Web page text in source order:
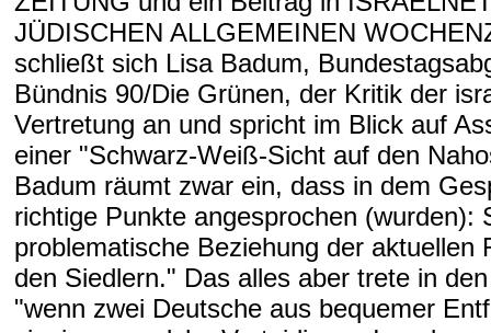
JÜDISCHEN ALLGEMEINEN
schließt sich Lisa Badum,
Bündnis 90/Die Grünen, der Kritik der
Vertretung an und spricht im Blick auf
einer "Schwarz-Weiß-Sicht auf den
Badum räumt zwar ein, dass in dem
richtige Punkte angesprochen (wurden):
problematische Beziehung der aktuellen
den Siedlern." Das alles aber trete in
"wenn zwei Deutsche aus bequemer